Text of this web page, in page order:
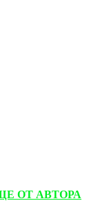
ОТ АВТОРА